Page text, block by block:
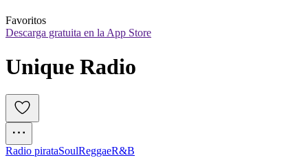
Favoritos
Descarga gratuita en la App Store
Unique Radio
Radio pirataSoulReggaeR&B